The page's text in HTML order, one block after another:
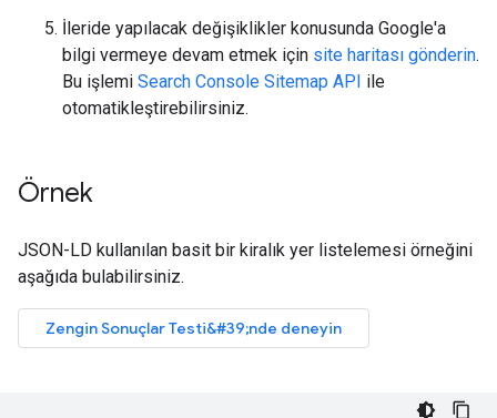
İleride yapılacak değişiklikler konusunda Google'a
bilgi vermeye devam etmek için site haritası gönderin.
Bu işlemi Search Console Sitemap API ile
otomatikleştirebilirsiniz.
Örnek
JSON-LD kullanılan basit bir kiralık yer listelemesi örneğini
aşağıda bulabilirsiniz.